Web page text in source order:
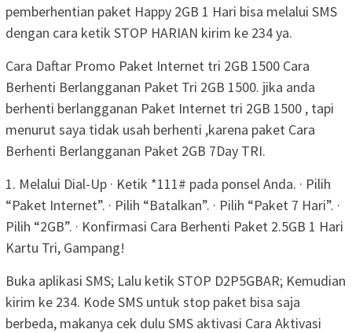
pemberhentian paket Happy 2GB 1 Hari bisa melalui SMS
dengan cara ketik STOP HARIAN kirim ke 234 ya.
Cara Daftar Promo Paket Internet tri 2GB 1500 Cara
Berhenti Berlangganan Paket Tri 2GB 1500. jika anda
berhenti berlangganan Paket Internet tri 2GB 1500 , tapi
menurut saya tidak usah berhenti ,karena paket Cara
Berhenti Berlangganan Paket 2GB 7Day TRI.
1. Melalui Dial-Up · Ketik *111# pada ponsel Anda. · Pilih
“Paket Internet”. · Pilih “Batalkan”. · Pilih “Paket 7 Hari”. ·
Pilih “2GB”. · Konfirmasi Cara Berhenti Paket 2.5GB 1 Hari
Kartu Tri, Gampang!
Buka aplikasi SMS; Lalu ketik STOP D2P5GBAR; Kemudian
kirim ke 234. Kode SMS untuk stop paket bisa saja
berbeda, makanya cek dulu SMS aktivasi Cara Aktivasi